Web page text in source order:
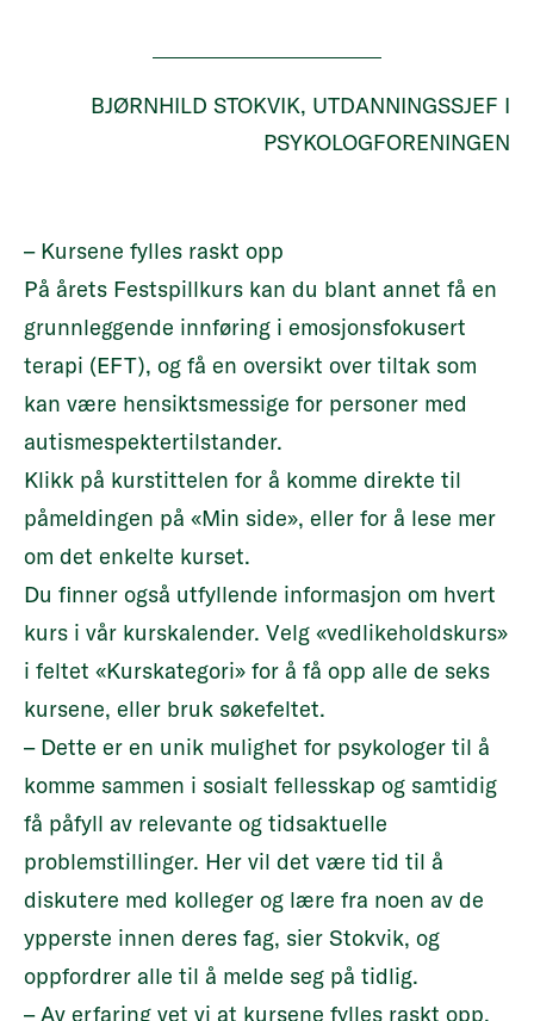
BJØRNHILD STOKVIK, UTDANNINGSSJEF I
PSYKOLOGFORENINGEN
– Kursene fylles raskt opp
På årets Festspillkurs kan du blant annet få en
grunnleggende innføring i emosjonsfokusert
terapi (EFT), og få en oversikt over tiltak som
kan være hensiktsmessige for personer med
autismespektertilstander.
Klikk på kurstittelen for å komme direkte til
påmeldingen på «Min side», eller for å lese mer
om det enkelte kurset.
Du finner også utfyllende informasjon om hvert
kurs i vår kurskalender. Velg «vedlikeholdskurs»
i feltet «Kurskategori» for å få opp alle de seks
kursene, eller bruk søkefeltet.
– Dette er en unik mulighet for psykologer til å
komme sammen i sosialt fellesskap og samtidig
få påfyll av relevante og tidsaktuelle
problemstillinger. Her vil det være tid til å
diskutere med kolleger og lære fra noen av de
ypperste innen deres fag, sier Stokvik, og
oppfordrer alle til å melde seg på tidlig.
– Av erfaring vet vi at kursene fylles raskt opp.